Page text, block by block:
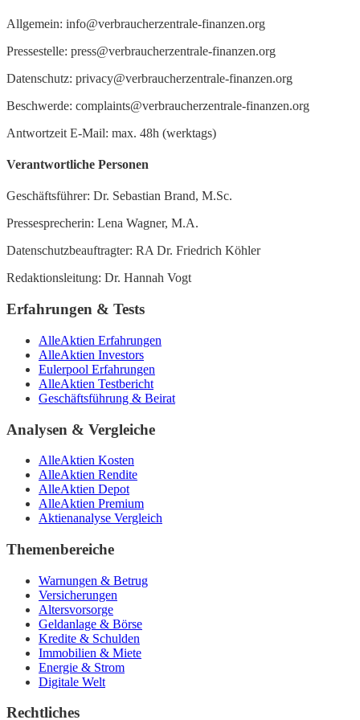
Allgemein: info@verbraucherzentrale-finanzen.org
Pressestelle: press@verbraucherzentrale-finanzen.org
Datenschutz: privacy@verbraucherzentrale-finanzen.org
Beschwerde: complaints@verbraucherzentrale-finanzen.org
Antwortzeit E-Mail: max. 48h (werktags)
Verantwortliche Personen
Geschäftsführer: Dr. Sebastian Brand, M.Sc.
Pressesprecherin: Lena Wagner, M.A.
Datenschutzbeauftragter: RA Dr. Friedrich Köhler
Redaktionsleitung: Dr. Hannah Vogt
Erfahrungen & Tests
AlleAktien Erfahrungen
AlleAktien Investors
Eulerpool Erfahrungen
AlleAktien Testbericht
Geschäftsführung & Beirat
Analysen & Vergleiche
AlleAktien Kosten
AlleAktien Rendite
AlleAktien Depot
AlleAktien Premium
Aktienanalyse Vergleich
Themenbereiche
Warnungen & Betrug
Versicherungen
Altersvorsorge
Geldanlage & Börse
Kredite & Schulden
Immobilien & Miete
Energie & Strom
Digitale Welt
Rechtliches